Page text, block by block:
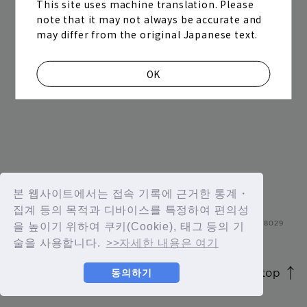
본 웹사이트에서는 접속 기록에 근거한 통계・
집계 등의 목적과 디바이스를 특정하여 편의성
을 높이기 위하여 쿠키(Cookie), 태그 등의 기
술을 사용합니다.
>>자세한 내용은 여기
동의하기
This site uses machine translation. Please
note that it may not always be accurate and
may differ from the original Japanese text.
OK
fc news
blog
movie&radio
room #783
prev 34 35 36 37 38 next
JASRAC license number 9012207252Y45038 /
page top